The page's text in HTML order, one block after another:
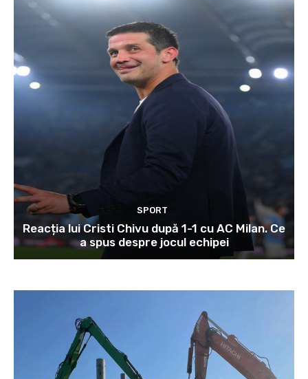
SPORT
Reacția lui Cristi Chivu după 1-1 cu AC Milan. Ce
a spus despre jocul echipei